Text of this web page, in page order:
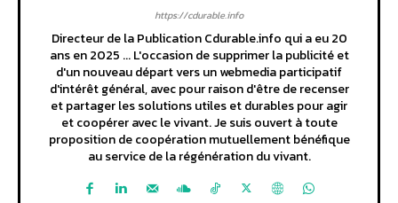
https://cdurable.info
Directeur de la Publication Cdurable.info qui a eu 20
ans en 2025 ... L'occasion de supprimer la publicité et
d'un nouveau départ vers un webmedia participatif
d'intérêt général, avec pour raison d'être de recenser
et partager les solutions utiles et durables pour agir
et coopérer avec le vivant. Je suis ouvert à toute
proposition de coopération mutuellement bénéfique
au service de la régénération du vivant.